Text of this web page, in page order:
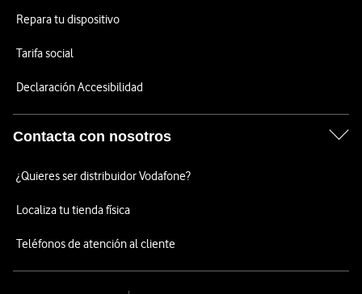
Repara tu dispositivo
Tarifa social
Declaración Accesibilidad
Contacta con nosotros
¿Quieres ser distribuidor Vodafone?
Localiza tu tienda física
Teléfonos de atención al cliente